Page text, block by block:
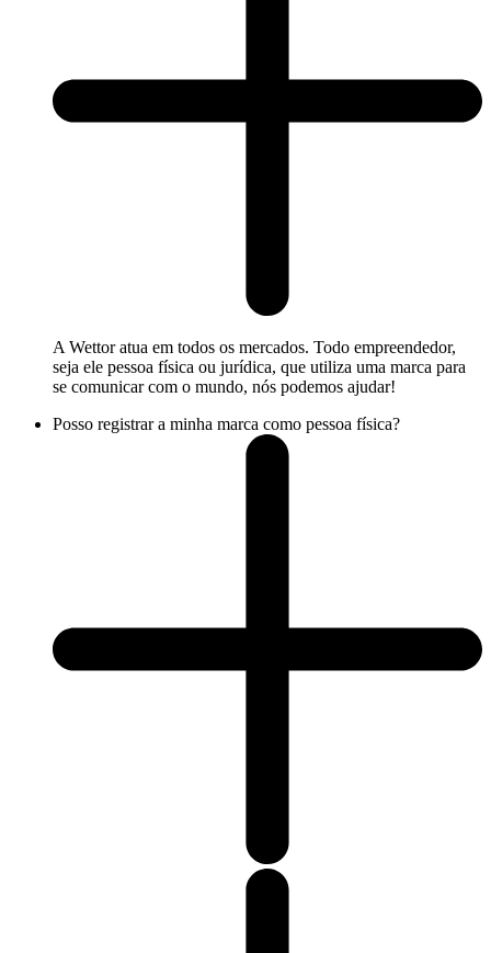
A Wettor atua em todos os mercados. Todo empreendedor,
seja ele pessoa física ou jurídica, que utiliza uma marca para
se comunicar com o mundo, nós podemos ajudar!
Posso registrar a minha marca como pessoa física?